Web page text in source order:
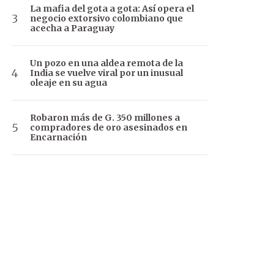
La mafia del gota a gota: Así opera el
negocio extorsivo colombiano que
acecha a Paraguay
Un pozo en una aldea remota de la
India se vuelve viral por un inusual
oleaje en su agua
Robaron más de G. 350 millones a
compradores de oro asesinados en
Encarnación